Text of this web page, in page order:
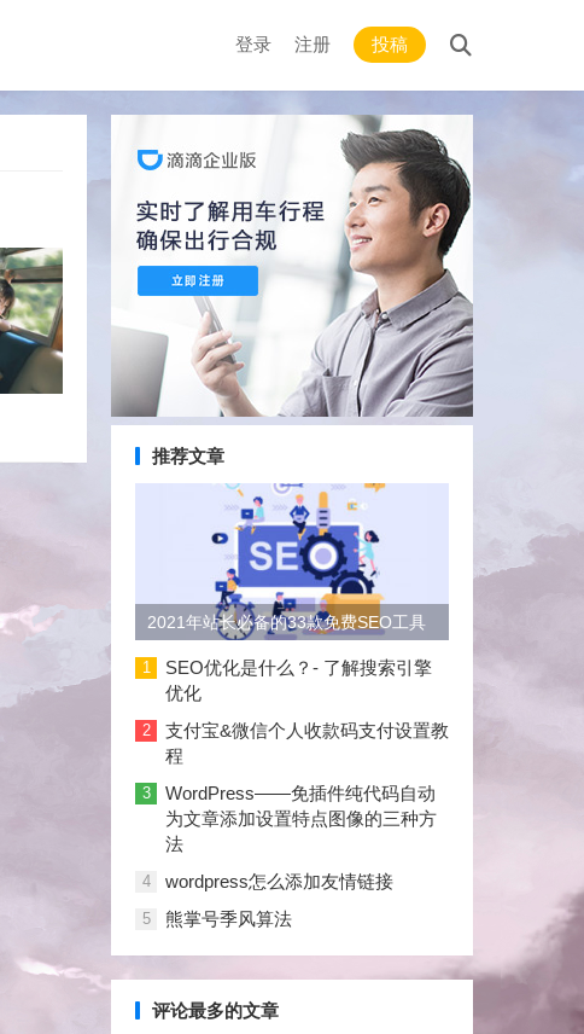
登录 注册 投稿
推荐文章
2021年站长必备的33款免费SEO工具
大合集
1
SEO优化是什么？- 了解搜索引擎
优化
2
支付宝&微信个人收款码支付设置教
程
3
WordPress——免插件纯代码自动
为文章添加设置特点图像的三种方
法
4 wordpress怎么添加友情链接
5 熊掌号季风算法
评论最多的文章